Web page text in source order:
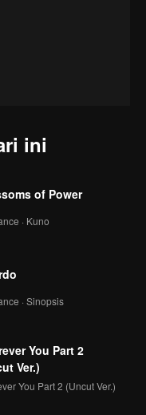
ini
of Power
· Kuno
· Sinopsis
You Part 2
Ver.)
You Part 2 (Uncut Ver.)